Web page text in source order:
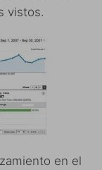
vistos.
en el